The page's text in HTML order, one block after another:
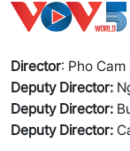
Director: Pho Cam
Deputy Director:
Deputy Director:
Deputy Director: